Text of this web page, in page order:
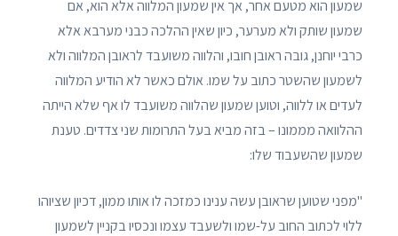
שמעון הוא מטעם אחר, אך אין שמעון המלווה אלא הוא, אם
שמעון שותק ולא מערער, כיון שאין ההלכה כבני מערבא אלא
כרבי יוחנן, גובה ראובן חובו, והלווה משועבד לראובן המלווה ולא
לשמעון שהשטר כתוב על שמו. אולם כאשר לא הודיע המלווה
לעדים או ללווה, וטוען שמעון שהלווה משועבד לו אף שלא הייתה
ההלוואה מממונו – בזה מביא בעל התרומות שני צדדים. טענת
שמעון שהשעבוד שלו:
"מפני שטוען שראובן עשה ענינו כמזכה לו אותו ממון, דכיון שציוהו
ללוי לכתוב החוב על-שמו ולשעבד עצמו ונכסיו בקניין לשמעון